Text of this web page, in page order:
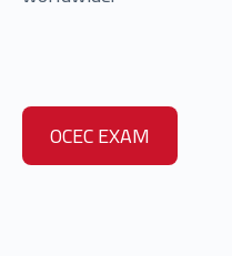
OCEC EXAM